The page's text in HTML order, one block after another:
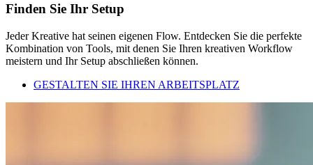
Finden Sie Ihr Setup
Jeder Kreative hat seinen eigenen Flow. Entdecken Sie die perfekte
Kombination von Tools, mit denen Sie Ihren kreativen Workflow
meistern und Ihr Setup abschließen können.
GESTALTEN SIE IHREN ARBEITSPLATZ